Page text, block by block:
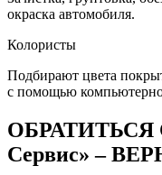
окраска автомобиля.
Колористы
Подбирают цвета
с помощью
ОБРАТИТЬСЯ
Сервис» –